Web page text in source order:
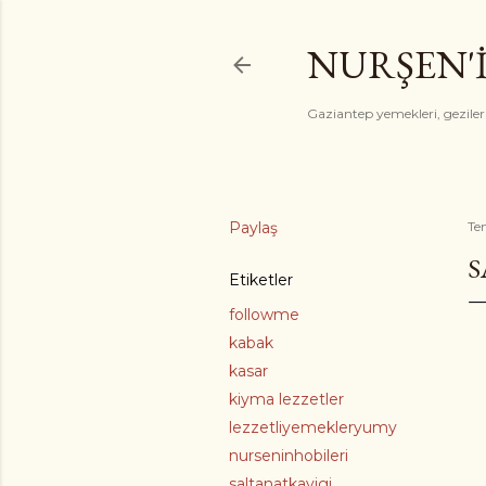
Gaziantep yemekleri,
Paylaş
Etiketler
followme
kabak
kasar
kiyma lezzetler
lezzetliyemekleryumy
nurseninhobileri